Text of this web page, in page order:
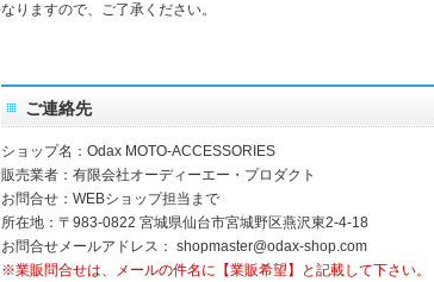
なりますので、ご了承ください。
ご連絡先
ショップ名：Odax MOTO-ACCESSORIES
販売業者：有限会社オーディーエー・プロダクト
お問合せ：WEBショップ担当まで
所在地：〒983-0822 宮城県仙台市宮城野区燕沢東2-4-18
お問合せメールアドレス： shopmaster@odax-shop.com
※業販問合せは、メールの件名に【業販希望】と記載して下さい。